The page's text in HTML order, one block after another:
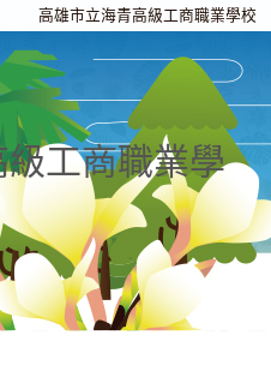
高雄市立海青高級工商職業學校
工商職業學